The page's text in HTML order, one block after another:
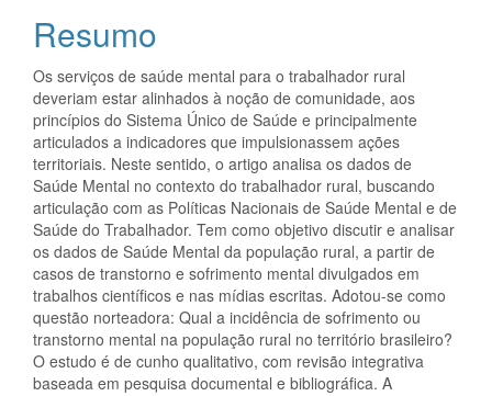
Resumo
Os serviços de saúde mental para o trabalhador rural
deveriam estar alinhados à noção de comunidade, aos
princípios do Sistema Único de Saúde e principalmente
articulados a indicadores que impulsionassem ações
territoriais. Neste sentido, o artigo analisa os dados de
Saúde Mental no contexto do trabalhador rural, buscando
articulação com as Políticas Nacionais de Saúde Mental e de
Saúde do Trabalhador. Tem como objetivo discutir e analisar
os dados de Saúde Mental da população rural, a partir de
casos de transtorno e sofrimento mental divulgados em
trabalhos científicos e nas mídias escritas. Adotou-se como
questão norteadora: Qual a incidência de sofrimento ou
transtorno mental na população rural no território brasileiro?
O estudo é de cunho qualitativo, com revisão integrativa
baseada em pesquisa documental e bibliográfica. A